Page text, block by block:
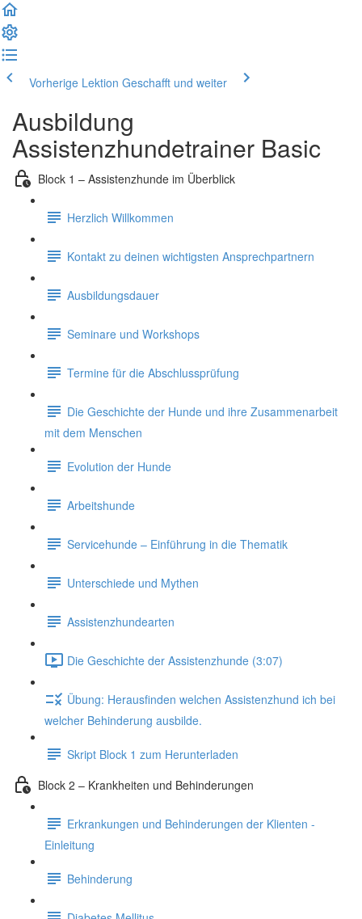
Vorherige Lektion Geschafft und weiter
Ausbildung
Assistenzhundetrainer Basic
Block 1 – Assistenzhunde im Überblick
Herzlich Willkommen
Kontakt zu deinen wichtigsten Ansprechpartnern
Ausbildungsdauer
Seminare und Workshops
Termine für die Abschlussprüfung
Die Geschichte der Hunde und ihre Zusammenarbeit
mit dem Menschen
Evolution der Hunde
Arbeitshunde
Servicehunde – Einführung in die Thematik
Unterschiede und Mythen
Assistenzhundearten
Die Geschichte der Assistenzhunde (3:07)
Übung: Herausfinden welchen Assistenzhund ich bei
welcher Behinderung ausbilde.
Skript Block 1 zum Herunterladen
Block 2 – Krankheiten und Behinderungen
Erkrankungen und Behinderungen der Klienten -
Einleitung
Behinderung